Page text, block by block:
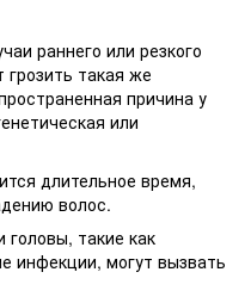
раннего или резкого
такая же
причина у
или
длительное время,
волос.
такие как
инфекции, могут вызвать